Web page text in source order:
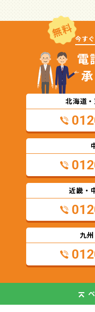
無料 今す
電
北海道
近畿・
九